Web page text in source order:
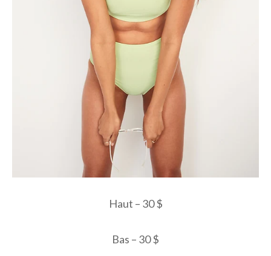
Haut – 30 $
Bas – 30 $